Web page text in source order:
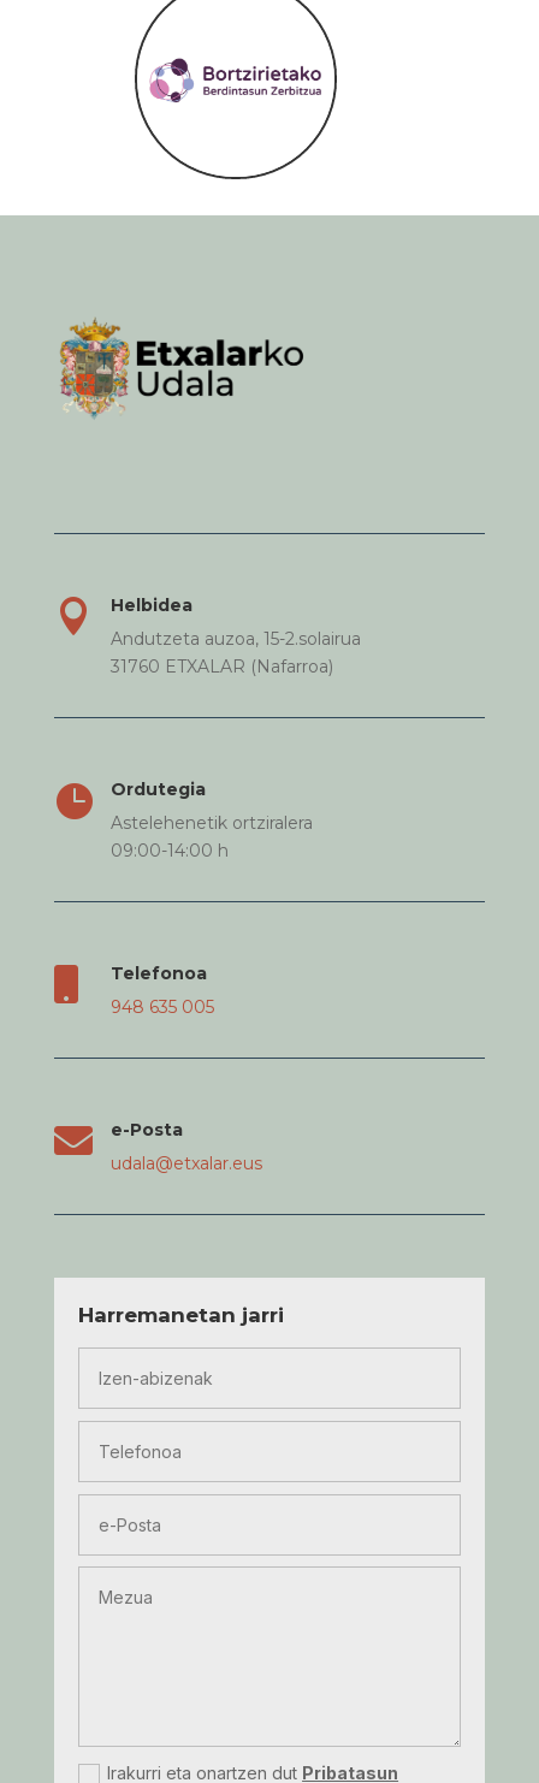

Helbidea
Andutzeta auzoa, 15-2.solairua
31760 ETXALAR (Nafarroa)

Ordutegia
Astelehenetik ortziralera
09:00-14:00 h
Telefonoa
948 635 005

e-Posta
udala@etxalar.eus
Harremanetan jarri
Irakurri eta onartzen dut Pribatasun